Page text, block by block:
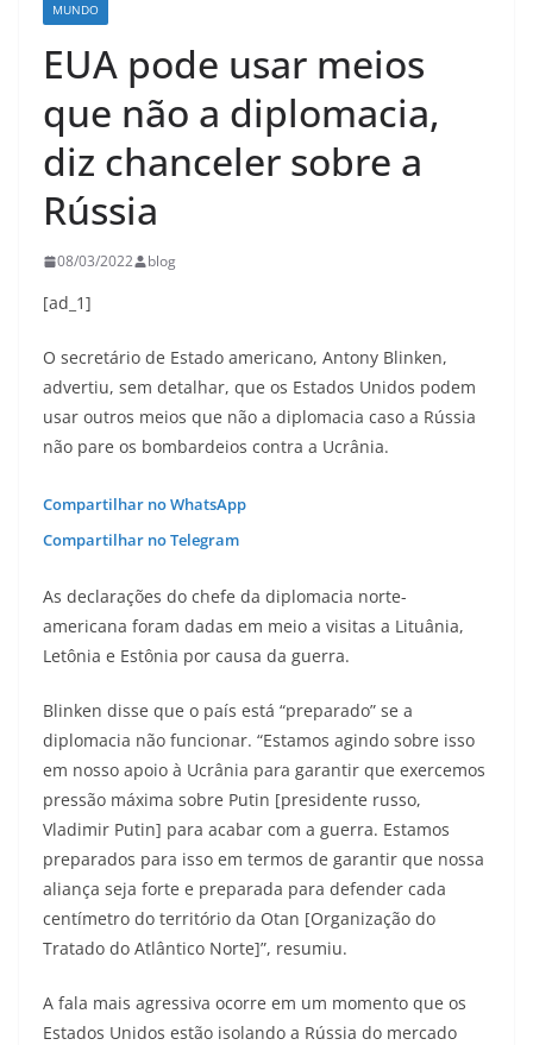
MUNDO
EUA pode usar meios
que não a diplomacia,
diz chanceler sobre a
Rússia
08/03/2022 blog
[ad_1]
O secretário de Estado americano, Antony Blinken,
advertiu, sem detalhar, que os Estados Unidos podem
usar outros meios que não a diplomacia caso a Rússia
não pare os bombardeios contra a Ucrânia.
Compartilhar no WhatsApp
Compartilhar no Telegram
As declarações do chefe da diplomacia norte-
americana foram dadas em meio a visitas a Lituânia,
Letônia e Estônia por causa da guerra.
Blinken disse que o país está “preparado” se a
diplomacia não funcionar. “Estamos agindo sobre isso
em nosso apoio à Ucrânia para garantir que exercemos
pressão máxima sobre Putin [presidente russo,
Vladimir Putin] para acabar com a guerra. Estamos
preparados para isso em termos de garantir que nossa
aliança seja forte e preparada para defender cada
centímetro do território da Otan [Organização do
Tratado do Atlântico Norte]”, resumiu.
A fala mais agressiva ocorre em um momento que os
Estados Unidos estão isolando a Rússia do mercado